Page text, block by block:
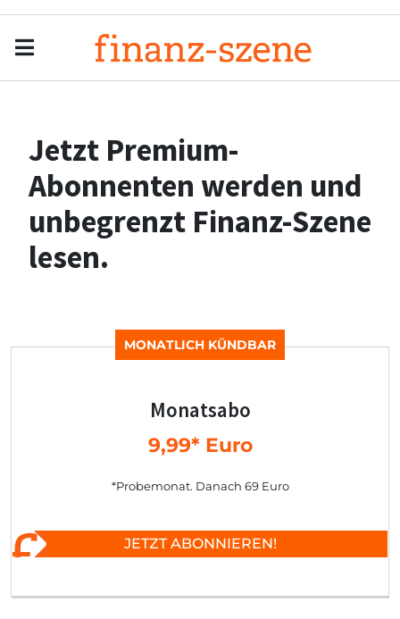
Jetzt Premium-
Abonnenten werden und
unbegrenzt Finanz-Szene
lesen.
MONATLICH KÜNDBAR
Monatsabo
9,99* Euro
*Probemonat. Danach 69 Euro
JETZT ABONNIEREN!